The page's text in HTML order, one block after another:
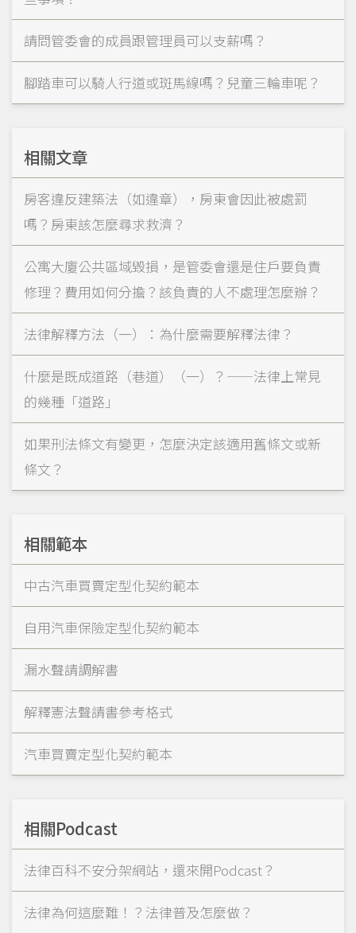
請問管委會的成員跟管理員可以支薪嗎？
腳踏車可以騎人行道或斑馬線嗎？兒童三輪車呢？
相關文章
房客違反建築法（如違章），房東會因此被處罰
嗎？房東該怎麼尋求救濟？
公寓大廈公共區域毀損，是管委會還是住戶要負責
修理？費用如何分擔？該負責的人不處理怎麼辦？
法律解釋方法（一）：為什麼需要解釋法律？
什麼是既成道路（巷道）（一）？——法律上常見
的幾種「道路」
如果刑法條文有變更，怎麼決定該適用舊條文或新
條文？
相關範本
中古汽車買賣定型化契約範本
自用汽車保險定型化契約範本
漏水聲請調解書
解釋憲法聲請書參考格式
汽車買賣定型化契約範本
相關Podcast
法律百科不安分架網站，還來開Podcast？
法律為何這麼難！？法律普及怎麼做？